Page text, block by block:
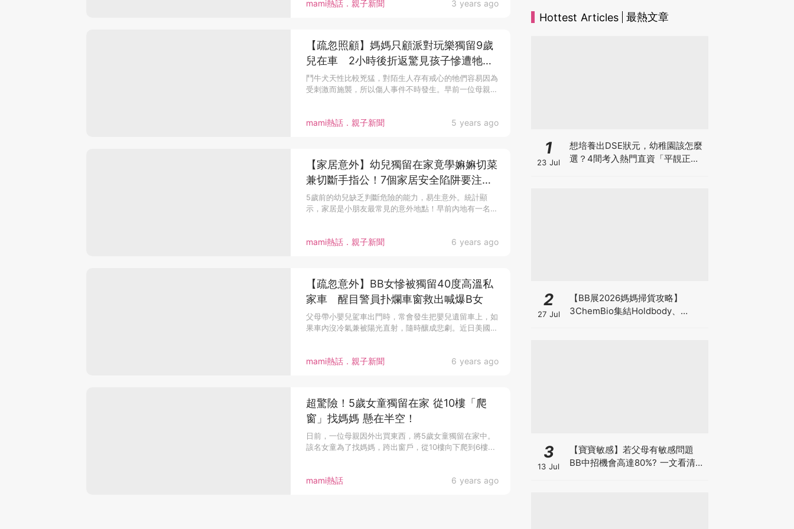
mami熱話．親子新聞 3 years ago
mami熱話．親子新聞 5 years ago
【疏忽照顧】媽媽只顧派對玩樂獨留9歲
兒在車 2小時後折返驚見孩子慘遭牠毒
手
鬥牛犬天性比較兇猛，對陌生人存有戒心的牠們容易因為
受刺激而施襲，所以傷人事件不時發生。早前一位母親
mami熱話．親子新聞 6 years ago
【家居意外】幼兒獨留在家竟學嫲嫲切菜
兼切斷手指公！7個家居安全陷阱要注
意！
5歲前的幼兒缺乏判斷危險的能力，易生意外。統計顯
示，家居是小朋友最常見的意外地點！早前內地有一名2
mami熱話．親子新聞 6 years ago
【疏忽意外】BB女慘被獨留40度高溫私
家車 醒目警員扑爛車窗救出喊爆B女
父母帶小嬰兒駕車出門時，常會發生把嬰兒遺留車上，如
果車內沒冷氣兼被陽光直射，隨時釀成悲劇。近日美國
mami熱話 6 years ago
超驚險！5歲女童獨留在家 從10樓「爬
窗」找媽媽 懸在半空！
日前，一位母親因外出買東西，將5歲女童獨留在家中。
該名女童為了找媽媽，跨出窗戶，從10樓向下爬到6樓...
Hottest Articles 最熱文章
1
23 Jul
想培養出DSE狀元，幼稚園該怎麼
選？4間考入熱門直資「平靚正」
2
27 Jul
【BB展2026媽媽掃貨攻略】
3ChemBio集結Holdbody、
3
13 Jul
【寶寶敏感】若父母有敏感問題
BB中招機會高達80%? 一文看清預